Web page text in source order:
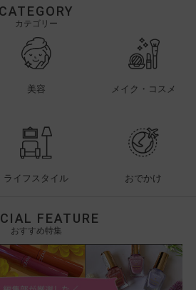
CATEGORY
カテゴリー
美容 メイク・コスメ
ライフスタイル おでかけ
FEATURE
おすすめ特集